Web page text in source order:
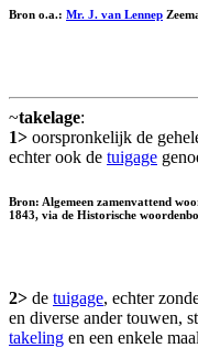
Bron o.a.: Mr. J. van Lennep
~takelage:
1> oorspronkelijk de
echter ook de tuigage
Bron: Algemeen zamenvattend
1843, via de Historische
2> de tuigage, echter
en diverse ander touwen,
takeling en een enkele